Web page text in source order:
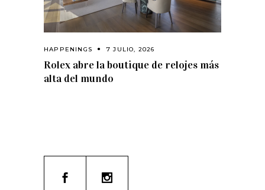
HAPPENINGS 7 JULIO, 2026
Rolex abre la boutique de relojes más
alta del mundo